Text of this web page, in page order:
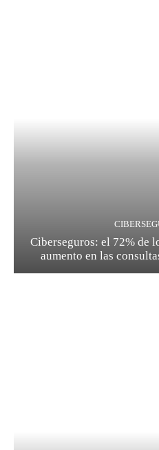
Ciberseguros: el 72% de
aumento en las